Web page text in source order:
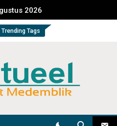
2026
Trending Tags